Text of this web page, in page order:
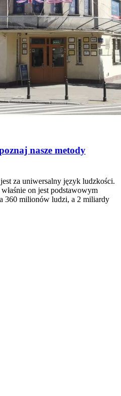
nasze metody
za uniwersalny język ludzkości.
on jest podstawowym
360 milionów ludzi, a 2 miliardy